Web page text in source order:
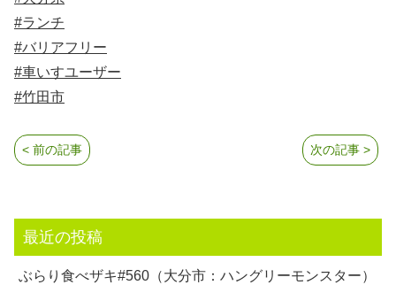
#ランチ
#バリアフリー
#車いすユーザー
#竹田市
次の記事 >
< 前の記事
最近の投稿
ぶらり食べザキ#560（大分市：ハングリーモンスター）